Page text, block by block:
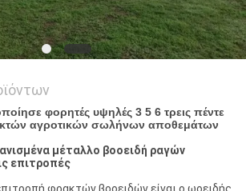
φορητές υψηλές 3 5 6 τρεις πέντε
αγροτικών σωλήνων αποθεμάτων
μέταλλο βοοειδή ραγών
επιτροπές